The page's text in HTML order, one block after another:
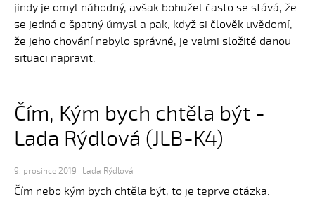
jindy je omyl náhodný, avšak bohužel často se stává, že
se jedná o špatný úmysl a pak, když si člověk uvědomí,
že jeho chování nebylo správné, je velmi složité danou
situaci napravit.
Čím, Kým bych chtěla být -
Lada Rýdlová (JLB-K4)
9. prosince 2019 Lada Rýdlová
Čím nebo kým bych chtěla být, to je teprve otázka.